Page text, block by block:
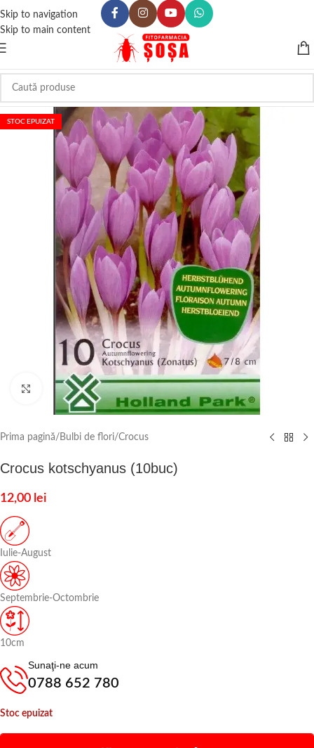
Skip to navigation
Skip to main content
STOC EPUIZAT
Click to enlarge
Prima pagină/ Bulbi de flori/Crocus
Crocus kotschyanus (10buc)
12,00 lei
Iulie-August
Septembrie-Octombrie
10cm
Sunaţi-ne acum
0788 652 780
Stoc epuizat